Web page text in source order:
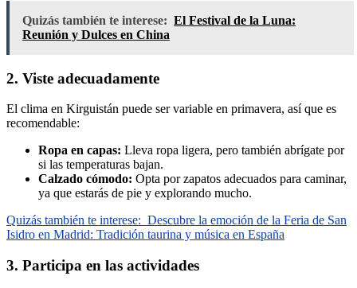
Quizás también te interese: El Festival de la Luna:
Reunión y Dulces en China
2. Viste adecuadamente
El clima en Kirguistán puede ser variable en primavera, así que es
recomendable:
Ropa en capas: Lleva ropa ligera, pero también abrígate por
si las temperaturas bajan.
Calzado cómodo: Opta por zapatos adecuados para caminar,
ya que estarás de pie y explorando mucho.
Quizás también te interese: Descubre la emoción de la Feria de San
Isidro en Madrid: Tradición taurina y música en España
3. Participa en las actividades